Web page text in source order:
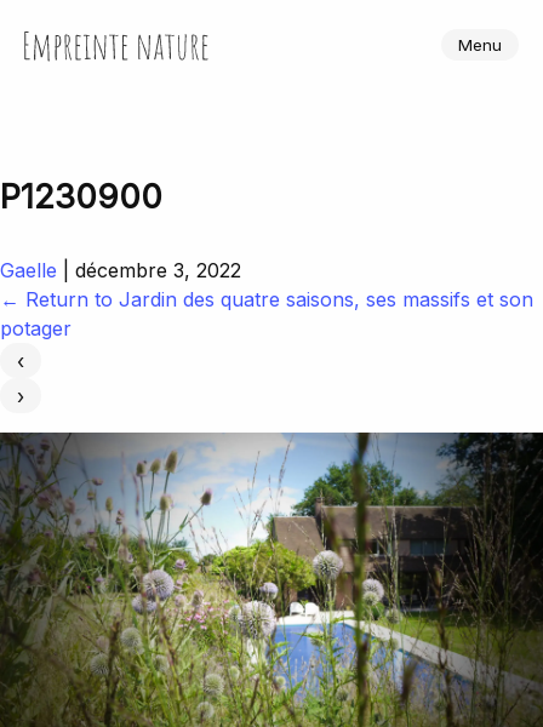
Empreinte Nature Menu
P1230900
Gaelle
décembre 3, 2022
← Return to Jardin des quatre saisons, ses massifs et son
potager
‹
›